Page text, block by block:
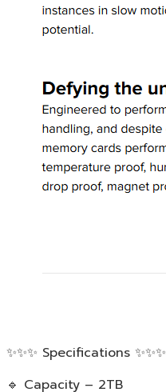
✨✨✨ Specifications ✨✨✨
🔹 Capacity – 2TB